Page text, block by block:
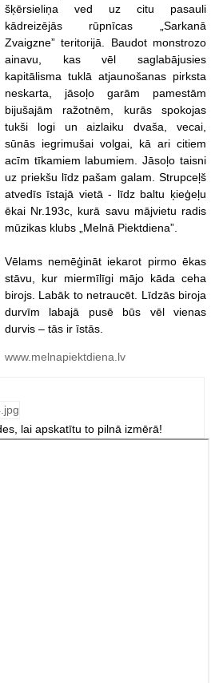
šķērsieliņa ved uz citu pasauli
kādreizējās rūpnīcas „Sarkanā
Zvaigzne” teritorijā. Baudot monstrozo
ainavu, kas vēl saglabājusies
kapitālisma tuklā atjaunošanas pirksta
neskarta, jāsoļo garām pamestām
bijušajām ražotnēm, kurās spokojas
tukši logi un aizlaiku dvaša, vecai,
sūnās iegrimušai volgai, kā ari citiem
acīm tīkamiem labumiem. Jāsoļo taisni
uz priekšu līdz pašam galam. Strupceļš
atvedīs īstajā vietā - līdz baltu ķieģeļu
ēkai Nr.193c, kurā savu mājvietu radis
mūzikas klubs „Melnā Piektdiena”.
Vēlams nemēģināt iekarot pirmo ēkas
stāvu, kur miermīlīgi mājo kāda ceha
birojs. Labāk to netraucēt. Līdzās biroja
durvīm labajā pusē būs vēl vienas
durvis – tās ir īstās.
www.melnapiektdiena.lv
lai apskatītu to pilnā izmērā!